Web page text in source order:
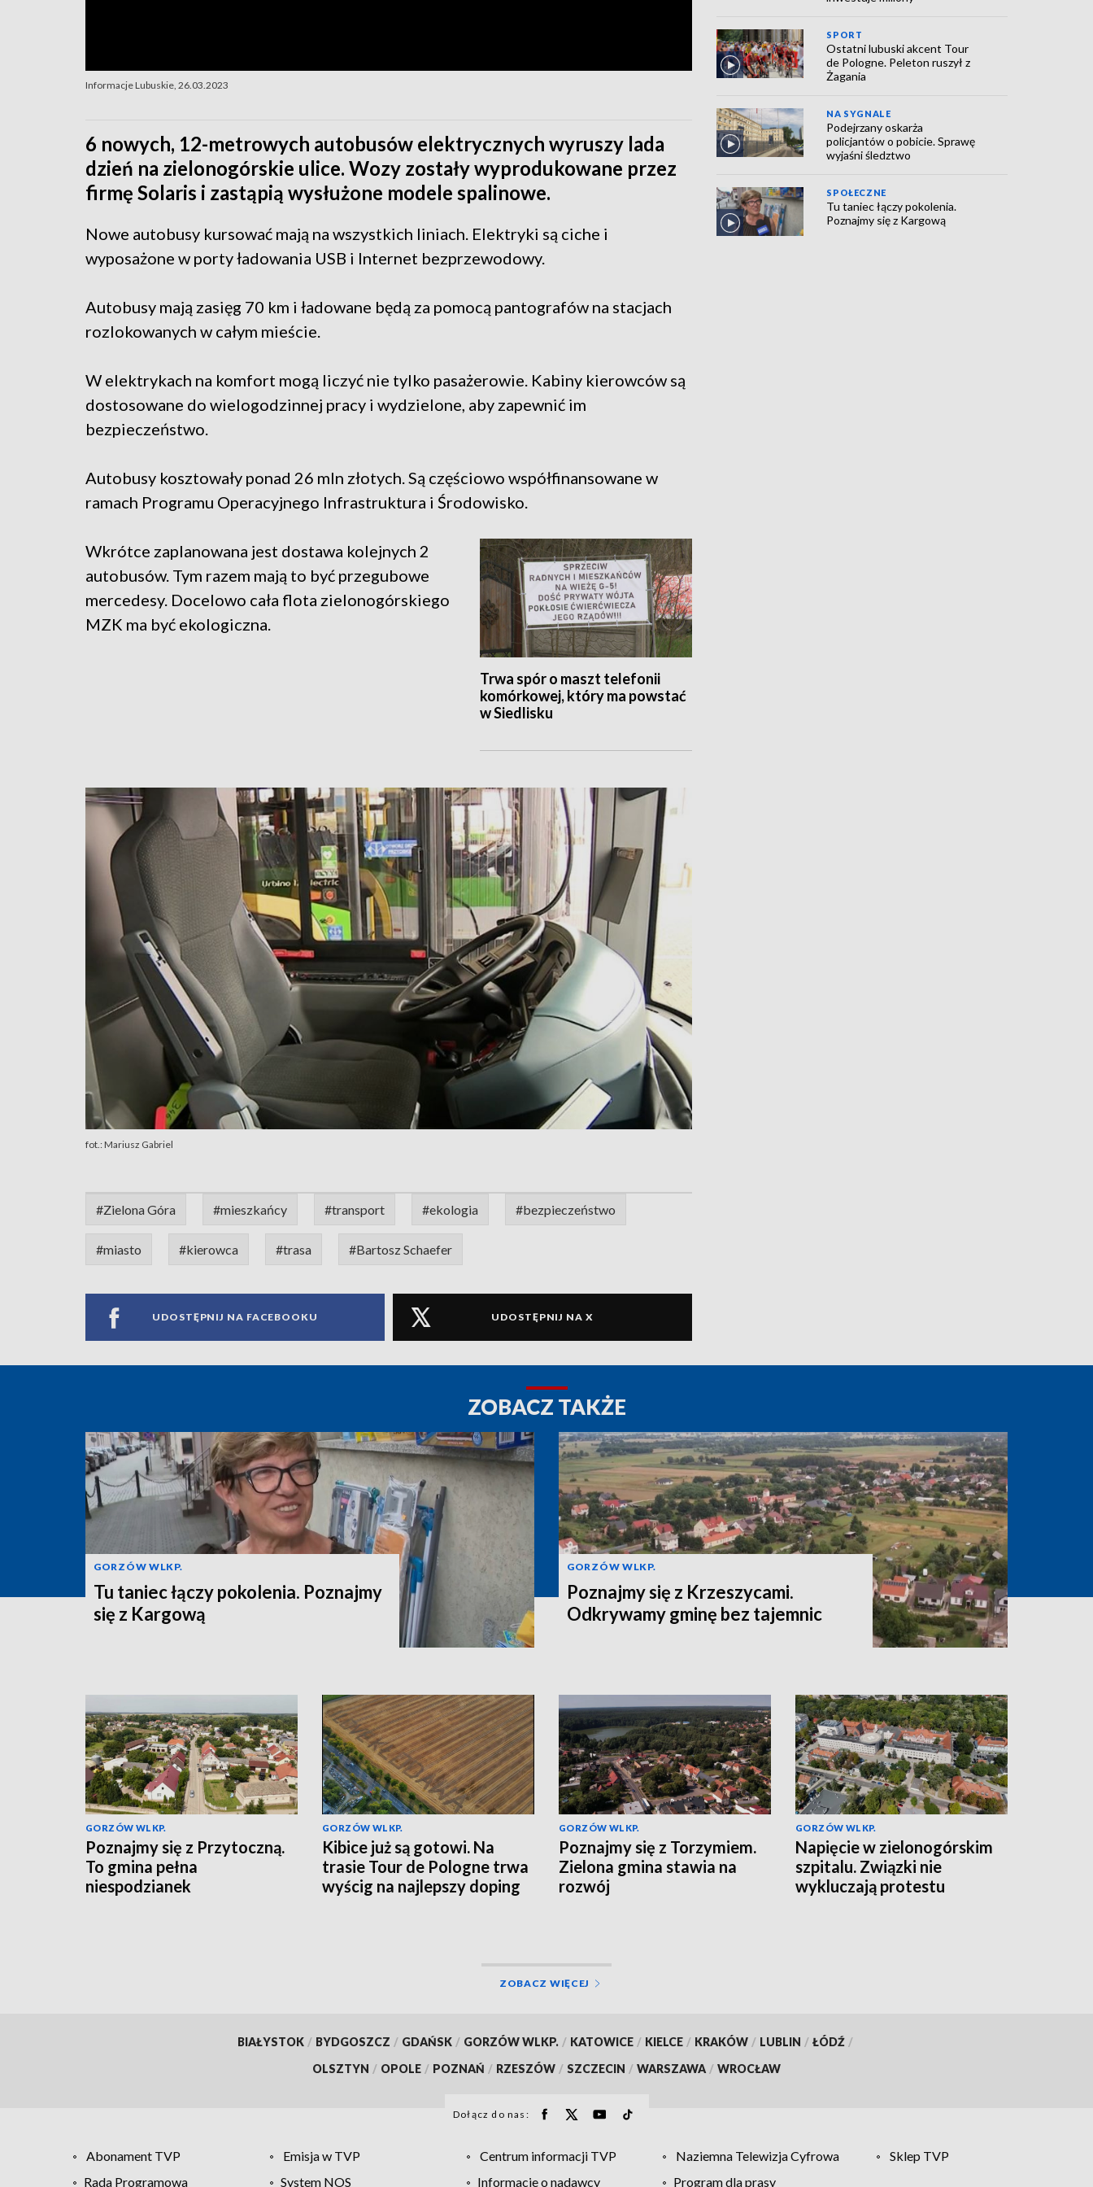
Informacje Lubuskie, 26.03.2023
6 nowych, 12-metrowych autobusów elektrycznych wyruszy lada
dzień na zielonogórskie ulice. Wozy zostały wyprodukowane przez
firmę Solaris i zastąpią wysłużone modele spalinowe.
Nowe autobusy kursować mają na wszystkich liniach. Elektryki są ciche i
wyposażone w porty ładowania USB i Internet bezprzewodowy.
Autobusy mają zasięg 70 km i ładowane będą za pomocą pantografów na stacjach
rozlokowanych w całym mieście.
W elektrykach na komfort mogą liczyć nie tylko pasażerowie. Kabiny kierowców są
dostosowane do wielogodzinnej pracy i wydzielone, aby zapewnić im
bezpieczeństwo.
Autobusy kosztowały ponad 26 mln złotych. Są częściowo współfinansowane w
ramach Programu Operacyjnego Infrastruktura i Środowisko.
Trwa spór o maszt telefonii
komórkowej, który ma powstać
w Siedlisku
Wkrótce zaplanowana jest dostawa kolejnych 2
autobusów. Tym razem mają to być przegubowe
mercedesy. Docelowo cała flota zielonogórskiego
MZK ma być ekologiczna.
fot.: Mariusz Gabriel
#Zielona Góra #mieszkańcy #transport #ekologia #bezpieczeństwo
#miasto #kierowca #trasa #Bartosz Schaefer
UDOSTĘPNIJ NA FACEBOOKU UDOSTĘPNIJ NA X
SPORT
Ostatni lubuski akcent Tour
de Pologne. Peleton ruszył z
Żagania
NA SYGNALE
Podejrzany oskarża
policjantów o pobicie. Sprawę
wyjaśni śledztwo
SPOŁECZNE
Tu taniec łączy pokolenia.
Poznajmy się z Kargową
ZOBACZ TAKŻE
GORZÓW WLKP.
Tu taniec łączy pokolenia. Poznajmy
się z Kargową
GORZÓW WLKP.
Poznajmy się z Krzeszycami.
Odkrywamy gminę bez tajemnic
GORZÓW WLKP.
Poznajmy się z Przytoczną.
To gmina pełna
niespodzianek
GORZÓW WLKP.
Kibice już są gotowi. Na
trasie Tour de Pologne trwa
wyścig na najlepszy doping
GORZÓW WLKP.
Poznajmy się z Torzymiem.
Zielona gmina stawia na
rozwój
GORZÓW WLKP.
Napięcie w zielonogórskim
szpitalu. Związki nie
wykluczają protestu
ZOBACZ WIĘCEJ
BIAŁYSTOK / BYDGOSZCZ / GDAŃSK / GORZÓW WLKP. / KATOWICE / KIELCE / KRAKÓW / LUBLIN / ŁÓDŹ /
OLSZTYN / OPOLE / POZNAŃ / RZESZÓW / SZCZECIN / WARSZAWA / WROCŁAW
Dołącz do nas:
Abonament TVP Emisja w TVP Centrum informacji TVP Naziemna Telewizja Cyfrowa
Sklep TVP
Rada Programowa
System NOS Informacje o nadawcy Program dla prasy